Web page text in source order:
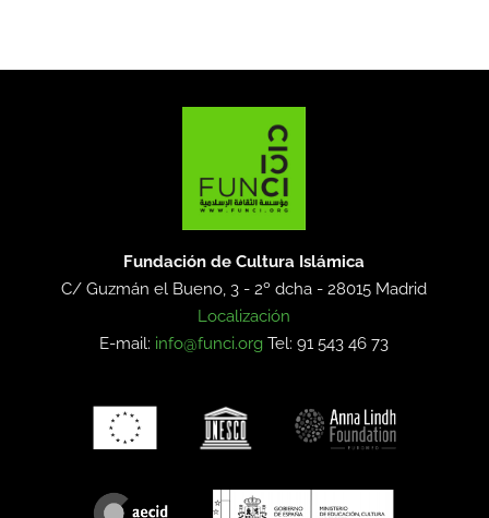
Fundación de Cultura Islámica
C/ Guzmán el Bueno, 3 - 2º dcha -28015 Madrid
Localización
E-mail: info@funci.org Tel: 91 543 46 73